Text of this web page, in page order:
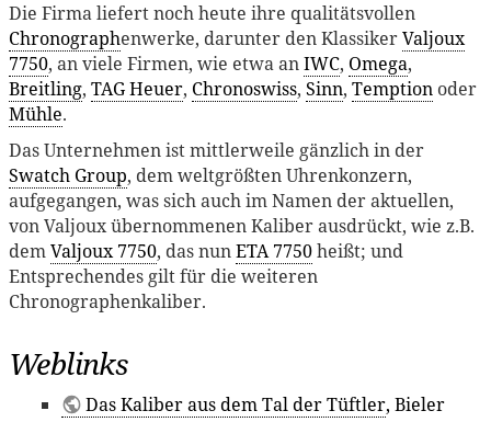
Die Firma liefert noch heute ihre qualitätsvollen
Chronographenwerke, darunter den KlassikerValjoux
7750, an viele Firmen, wie etwa anIWC, Omega,
Breitling, TAG Heuer, Chronoswiss, Sinn, Temption oder
Mühle.
Das Unternehmen ist mittlerweile gänzlich in der
Swatch Group, dem weltgrößten Uhrenkonzern,
aufgegangen, was sich auch im Namen der aktuellen,
von Valjoux übernommenen Kaliber ausdrückt, wie z.B.
demValjoux 7750, das nunETA 7750heißt; und
Entsprechendes gilt für die weiteren
Chronographenkaliber.
Weblinks
Das Kaliber aus dem Tal der Tüftler, Bieler